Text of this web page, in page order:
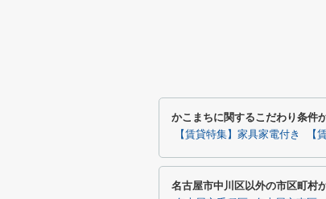
かこまちに関するこだわり条件
【賃貸特集】家具家電付き 【
名古屋市中川区以外の市区町村